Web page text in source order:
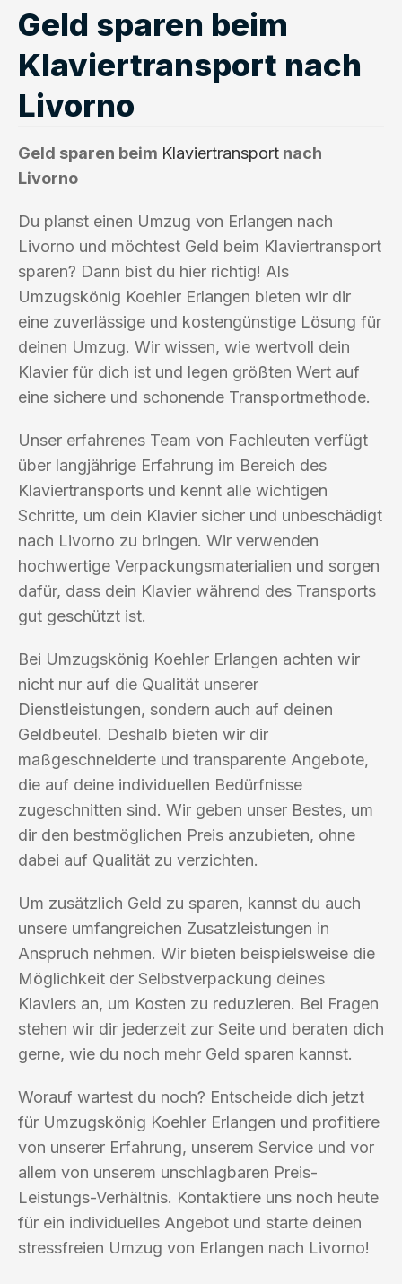
Geld sparen beim
Klaviertransport nach
Livorno
Geld sparen beim Klaviertransport nach
Livorno
Du planst einen Umzug von Erlangen nach
Livorno und möchtest Geld beim Klaviertransport
sparen? Dann bist du hier richtig! Als
Umzugskönig Koehler Erlangen bieten wir dir
eine zuverlässige und kostengünstige Lösung für
deinen Umzug. Wir wissen, wie wertvoll dein
Klavier für dich ist und legen größten Wert auf
eine sichere und schonende Transportmethode.
Unser erfahrenes Team von Fachleuten verfügt
über langjährige Erfahrung im Bereich des
Klaviertransports und kennt alle wichtigen
Schritte, um dein Klavier sicher und unbeschädigt
nach Livorno zu bringen. Wir verwenden
hochwertige Verpackungsmaterialien und sorgen
dafür, dass dein Klavier während des Transports
gut geschützt ist.
Bei Umzugskönig Koehler Erlangen achten wir
nicht nur auf die Qualität unserer
Dienstleistungen, sondern auch auf deinen
Geldbeutel. Deshalb bieten wir dir
maßgeschneiderte und transparente Angebote,
die auf deine individuellen Bedürfnisse
zugeschnitten sind. Wir geben unser Bestes, um
dir den bestmöglichen Preis anzubieten, ohne
dabei auf Qualität zu verzichten.
Um zusätzlich Geld zu sparen, kannst du auch
unsere umfangreichen Zusatzleistungen in
Anspruch nehmen. Wir bieten beispielsweise die
Möglichkeit der Selbstverpackung deines
Klaviers an, um Kosten zu reduzieren. Bei Fragen
stehen wir dir jederzeit zur Seite und beraten dich
gerne, wie du noch mehr Geld sparen kannst.
Worauf wartest du noch? Entscheide dich jetzt
für Umzugskönig Koehler Erlangen und profitiere
von unserer Erfahrung, unserem Service und vor
allem von unserem unschlagbaren Preis-
Leistungs-Verhältnis. Kontaktiere uns noch heute
für ein individuelles Angebot und starte deinen
stressfreien Umzug von Erlangen nach Livorno!